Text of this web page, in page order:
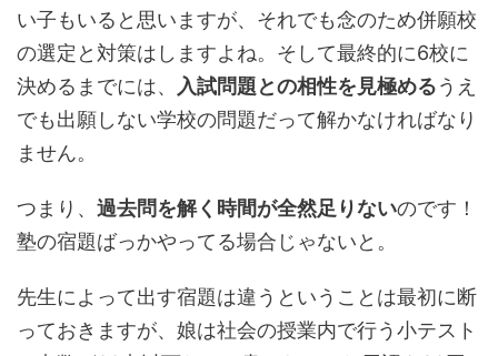
い子もいると思いますが、それでも念のため併願校
の選定と対策はしますよね。そして最終的に6校に
決めるまでには、
入試問題との相性を見極めるうえ
でも出願しない学校の問題だって解かなければなり
ません。
つまり、 過去問を解く時間が全然足りないのです！
塾の宿題ばっかやってる場合じゃないと。
先生によって出す宿題は違うということは最初に断
っておきますが、娘は社会の授業内で行う小テスト